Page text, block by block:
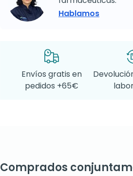
Hablamos
Envíos gratis en
pedidos +65€
Comprados